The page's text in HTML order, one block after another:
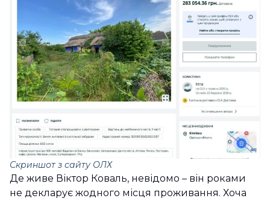
Скриншот з сайту ОЛХ
Де живе Віктор Коваль, невідомо – він роками
не декларує жодного місця проживання. Хоча